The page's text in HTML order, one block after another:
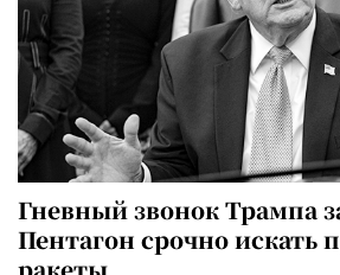
Гневный звонок Трампа
Пентагон срочно искать
ракеты